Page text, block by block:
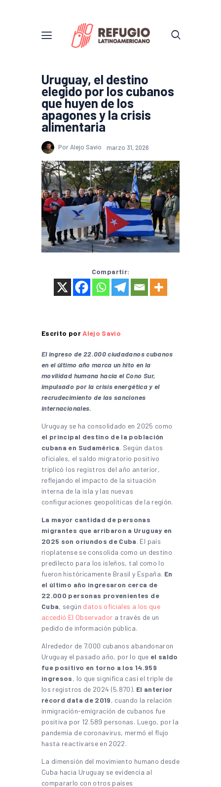
Uruguay, el destino
elegido por los cubanos
que huyen de los
apagones y la crisis
alimentaria
Por Alejo Savio marzo 31, 2026
Compartir:
Escrito porAlejo Savio
El ingreso de 22.000 ciudadanos cubanos
en el último año marca un hito en la
movilidad humana hacia el Cono Sur,
impulsado por la crisis energética y el
recrudecimiento de las sanciones
internacionales.
Uruguay se ha consolidado en 2025 como
el principal destino de la población
cubana en Sudamérica. Según datos
oficiales, el saldo migratorio positivo
triplicó los registros del año anterior,
reflejando el impacto de la situación
interna de la isla y las nuevas
configuraciones geopolíticas de la región.
La mayor cantidad de personas
migrantes que arribaron a Uruguay en
2025 son oriundos de Cuba. El país
rioplatense se consolida como un destino
predilecto para los isleños, tal como lo
fueron históricamente Brasil y España. En
el último año ingresaron cerca de
22.000 personas provenientes de
Cuba, según datos oficiales a los que
accedió El Observador a través de un
pedido de información pública.
Alrededor de 7.000 cubanos abandonaron
Uruguay el pasado año, por lo que el saldo
fue positivo en torno a los 14.959
ingresos, lo que significa casi el triple de
los registros de 2024 (5.870). El anterior
récord data de 2019, cuando la relación
inmigración-emigración de cubanos fue
positiva por 12.589 personas. Luego, por la
pandemia de coronavirus, mermó el flujo
hasta reactivarse en 2022.
La dimensión del movimiento humano desde
Cuba hacia Uruguay se evidencia al
compararlo con otros países